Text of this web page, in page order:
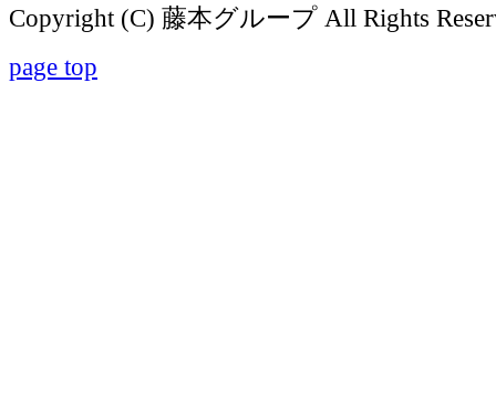
Copyright (C) 藤本グループ All Rights
page top